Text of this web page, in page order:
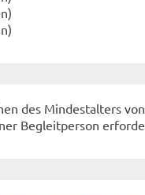
des Min­dest­al­ters
Be­gleit­per­son